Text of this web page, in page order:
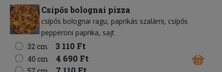
Csípős bolognai pizza
csípős bolognai ragu paprikás szalámi csípős
pepperoni paprika sajt
32 cm
3 110 Ft
40 cm 4 690 Ft